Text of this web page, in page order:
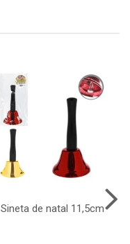
Sineta de natal 11,5cm